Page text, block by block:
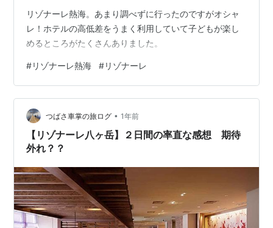
リゾナーレ熱海。あまり調べずに行ったのですがオシャ
レ！ホテルの高低差をうまく利用していて子どもが楽し
めるところがたくさんありました。
#リゾナーレ熱海 #リゾナーレ
つばさ車掌の旅ログ • 1年前
【リゾナーレ八ヶ岳】２日間の率直な感想 期待
外れ？？